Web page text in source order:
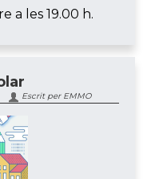
a les 19.00 h.
Escrit per EMMO